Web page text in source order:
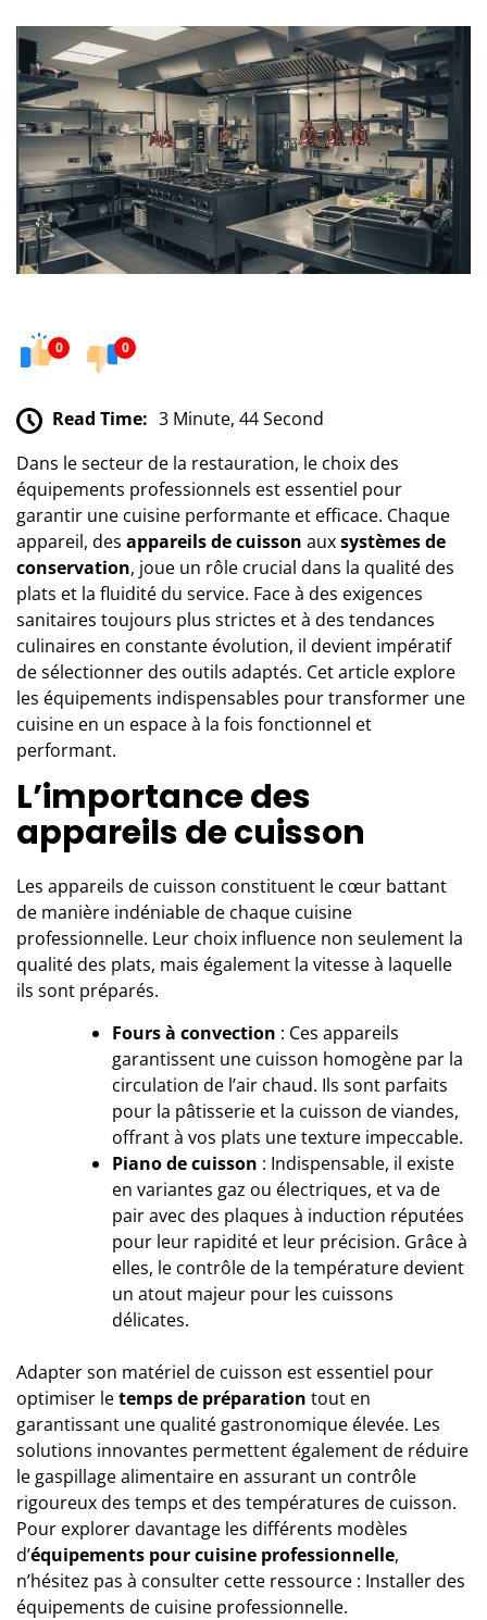
0 0
Read Time: 3 Minute, 44 Second
Dans le secteur de la restauration, le choix des
équipements professionnels est essentiel pour
garantir une cuisine performante et efficace. Chaque
appareil, des appareils de cuisson auxsystèmes de
conservation, joue un rôle crucial dans la qualité des
plats et la fluidité du service. Face à des exigences
sanitaires toujours plus strictes et à des tendances
culinaires en constante évolution, il devient impératif
de sélectionner des outils adaptés. Cet article explore
les équipements indispensables pour transformer une
cuisine en un espace à la fois fonctionnel et
performant.
L’importance des
appareils de cuisson
Les appareils de cuisson constituent le cœur battant
de manière indéniable de chaque cuisine
professionnelle. Leur choix influence non seulement la
qualité des plats, mais également la vitesse à laquelle
ils sont préparés.
Fours à convection : Ces appareils
garantissent une cuisson homogène par la
circulation de l’air chaud. Ils sont parfaits
pour la pâtisserie et la cuisson de viandes,
offrant à vos plats une texture impeccable.
Piano de cuisson : Indispensable, il existe
en variantes gaz ou électriques, et va de
pair avec des plaques à induction réputées
pour leur rapidité et leur précision. Grâce à
elles, le contrôle de la température devient
un atout majeur pour les cuissons
délicates.
Adapter son matériel de cuisson est essentiel pour
optimiser letemps de préparation tout en
garantissant une qualité gastronomique élevée. Les
solutions innovantes permettent également de réduire
le gaspillage alimentaire en assurant un contrôle
rigoureux des temps et des températures de cuisson.
Pour explorer davantage les différents modèles
d’équipements pour cuisine professionnelle,
n’hésitez pas à consulter cette ressource : Installer des
équipements de cuisine professionnelle.